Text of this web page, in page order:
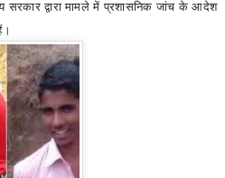
सरकार द्वारा मामले में प्रशासनिक जांच के आदेश